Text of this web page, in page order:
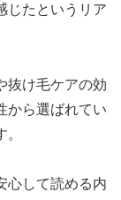
じたというリア
抜け毛ケアの効
から選ばれてい
心して読める内